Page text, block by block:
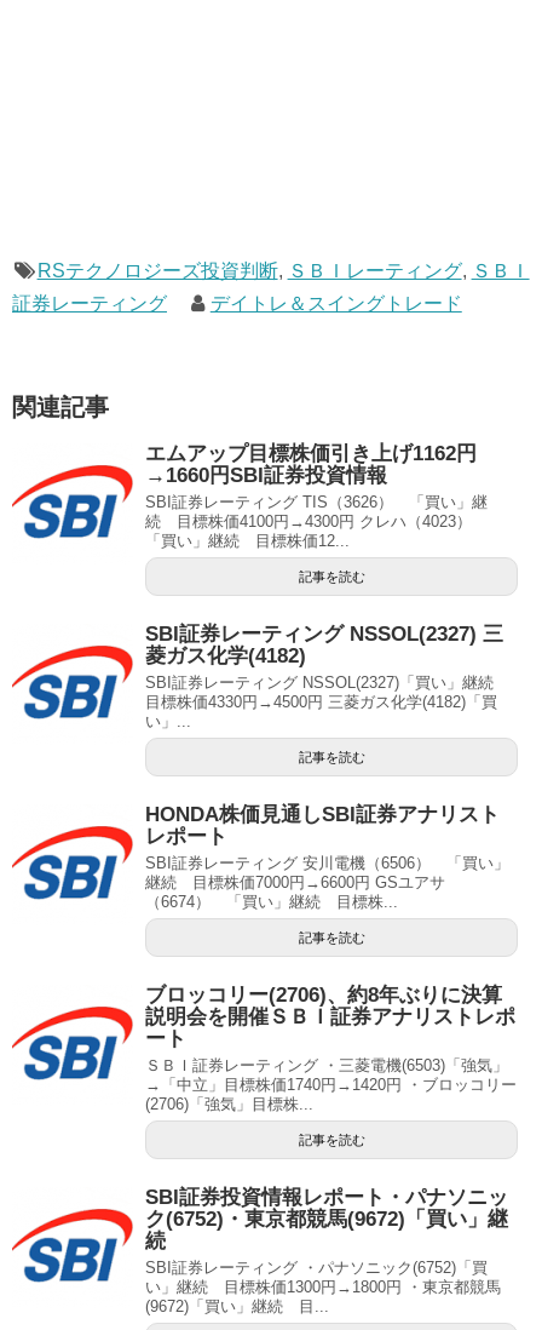
RSテクノロジーズ投資判断, ＳＢＩレーティング, ＳＢＩ
証券レーティング
デイトレ＆スイングトレード
関連記事
エムアップ目標株価引き上げ1162円
→1660円SBI証券投資情報
SBI証券レーティング TIS（3626） 「買い」継
続 目標株価4100円→4300円 クレハ（4023）
「買い」継続 目標株価12...
記事を読む
SBI証券レーティング NSSOL(2327) 三
菱ガス化学(4182)
SBI証券レーティング NSSOL(2327)「買い」継続
目標株価4330円→4500円 三菱ガス化学(4182)「買
い」...
記事を読む
HONDA株価見通しSBI証券アナリスト
レポート
SBI証券レーティング 安川電機（6506） 「買い」
継続 目標株価7000円→6600円 GSユアサ
（6674） 「買い」継続 目標株...
記事を読む
ブロッコリー(2706)、約8年ぶりに決算
説明会を開催ＳＢＩ証券アナリストレポ
ート
ＳＢＩ証券レーティング ・三菱電機(6503)「強気」
→「中立」目標株価1740円→1420円 ・ブロッコリー
(2706)「強気」目標株...
記事を読む
SBI証券投資情報レポート・パナソニッ
ク(6752)・東京都競馬(9672)「買い」継
続
SBI証券レーティング ・パナソニック(6752)「買
い」継続 目標株価1300円→1800円 ・東京都競馬
(9672)「買い」継続 目...